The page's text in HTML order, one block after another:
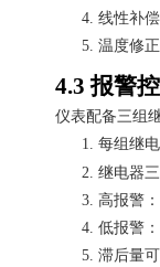
4. 线性补
5. 温度修
4.3报警
仪表配备三组
1. 每组继
2. 继电器
3. 高报警
4. 低报警
5. 滞后量